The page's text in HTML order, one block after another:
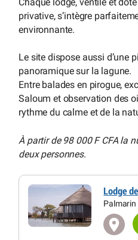
privative, s’intègre
environnante.
Le site dispose aussi d’une
panoramique sur la lagune.
Entre balades en pirogue,
Saloum et observation des
rythme du calme et de la
À partir de 98 000 F CFA la
deux personnes.
Lodge
Palmarin